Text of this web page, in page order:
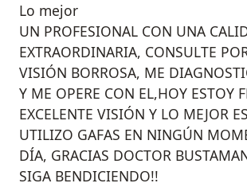
Lo mejor
UN PROFESIONAL CON UNA
EXTRAORDINARIA, CONSULTE
VISIÓN BORROSA, ME
Y ME OPERE CON EL,HOY ESTOY
EXCELENTE VISIÓN Y LO MEJOR
UTILIZO GAFAS EN NINGÚN
DÍA, GRACIAS DOCTOR
SIGA BENDICIENDO!!